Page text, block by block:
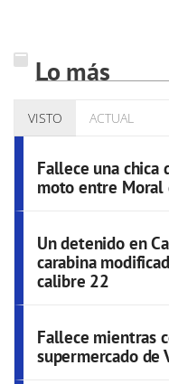
Lo más
VISTO ACTUAL
Fallece una chica
moto entre Moral
Un detenido en
carabina
calibre 22
Fallece mientras
supermercado de